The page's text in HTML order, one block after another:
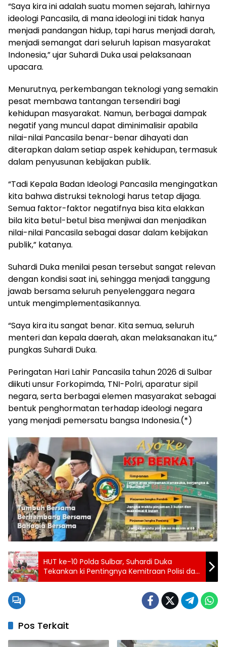
“Saya kira ini adalah suatu momen sejarah, lahirnya
ideologi Pancasila, di mana ideologi ini tidak hanya
menjadi pandangan hidup, tapi harus menjadi darah,
menjadi semangat dari seluruh lapisan masyarakat
Indonesia,” ujar Suhardi Duka usai pelaksanaan
upacara.
Menurutnya, perkembangan teknologi yang semakin
pesat membawa tantangan tersendiri bagi
kehidupan masyarakat. Namun, berbagai dampak
negatif yang muncul dapat diminimalisir apabila
nilai-nilai Pancasila benar-benar dihayati dan
diterapkan dalam setiap aspek kehidupan, termasuk
dalam penyusunan kebijakan publik.
“Tadi Kepala Badan Ideologi Pancasila mengingatkan
kita bahwa distruksi teknologi harus tetap dijaga.
Semua faktor-faktor negatifnya bisa kita elakkan
bila kita betul-betul bisa menjiwai dan menjadikan
nilai-nilai Pancasila sebagai dasar dalam kebijakan
publik,” katanya.
Suhardi Duka menilai pesan tersebut sangat relevan
dengan kondisi saat ini, sehingga menjadi tanggung
jawab bersama seluruh penyelenggara negara
untuk mengimplementasikannya.
“Saya kira itu sangat benar. Kita semua, seluruh
menteri dan kepala daerah, akan melaksanakan itu,”
pungkas Suhardi Duka.
Peringatan Hari Lahir Pancasila tahun 2026 di Sulbar
diikuti unsur Forkopimda, TNI-Polri, aparatur sipil
negara, serta berbagai elemen masyarakat sebagai
bentuk penghormatan terhadap ideologi negara
yang menjadi pemersatu bangsa Indonesia.(*)
HUT ke-10 Polda Sulbar, Suhardi Duka
Tekankan ki Pentingnya Kemitraan Polisi dan
Pemerintah
Pos Terkait